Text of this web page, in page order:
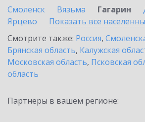
Смоленск
Вязьма Гагарин
Ярцево
Показать все
Смотрите также: Россия,
Брянская область, Калужская
Московская область, Псковская
область
Партнеры в вашем регионе: